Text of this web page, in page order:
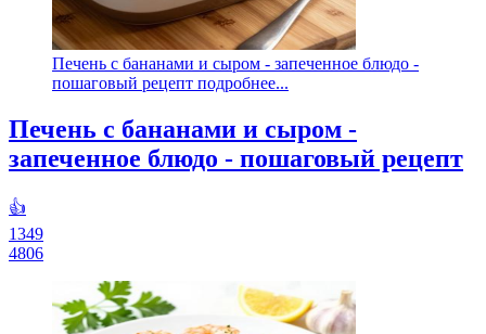
Печень с бананами и сыром - запеченное блюдо -
пошаговый рецепт подробнее...
Печень с бананами и сыром -
запеченное блюдо - пошаговый рецепт
👍
1349
4806